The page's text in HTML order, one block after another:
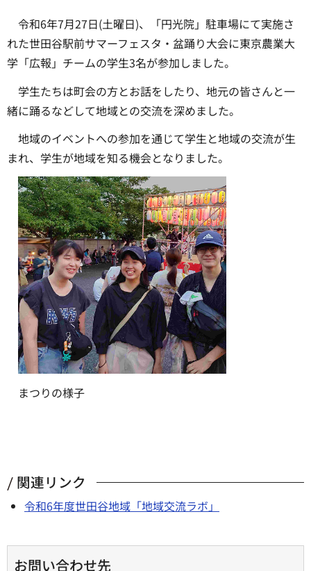
令和6年7月27日(土曜日)、「円光院」駐車場にて実施さ
れた世田谷駅前サマーフェスタ・盆踊り大会に東京農業大
学「広報」チームの学生3名が参加しました。
学生たちは町会の方とお話をしたり、地元の皆さんと一
緒に踊るなどして地域との交流を深めました。
地域のイベントへの参加を通じて学生と地域の交流が生
まれ、学生が地域を知る機会となりました。
まつりの様子
関連リンク
令和6年度世田谷地域「地域交流ラボ」
お問い合わせ先